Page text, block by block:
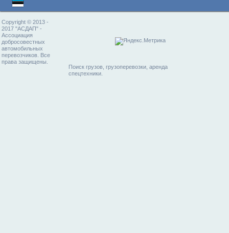
Copyright © 2013 -
2017 "АСДАП" -
Ассоциация
добросовестных
автомобильных
перевозчиков. Все
права защищены.
Поиск грузов, грузоперевозки, аренда
спецтехники.